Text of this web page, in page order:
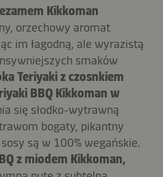
Kikkoman
orzechowy aromat
im łagodną, ale wyrazistą
smaków
Teriyaki z czosnkiem
BBQ Kikkoman w
się słodko-wytrawną
bogaty, pikantny
są w 100% wegańskie.
z miodem Kikkoman,